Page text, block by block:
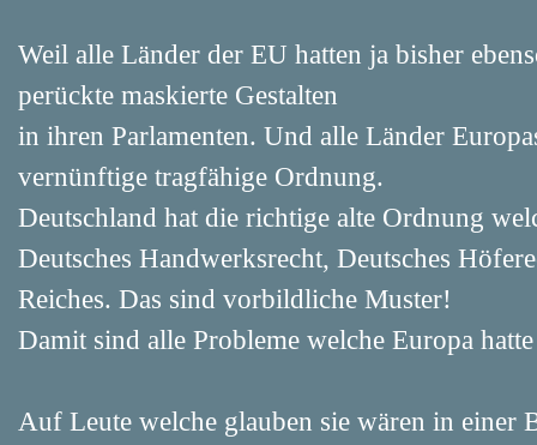
Weil alle Länder der EU hatten ja bisher
perückte maskierte Gestalten
in ihren Parlamenten. Und alle Länder
vernünftige tragfähige Ordnung.
Deutschland hat die richtige alte Ordnung
Deutsches Handwerksrecht, Deutsches
Reiches. Das sind vorbildliche Muster!
Damit sind alle Probleme welche Europa
Auf Leute welche glauben sie wären in einer